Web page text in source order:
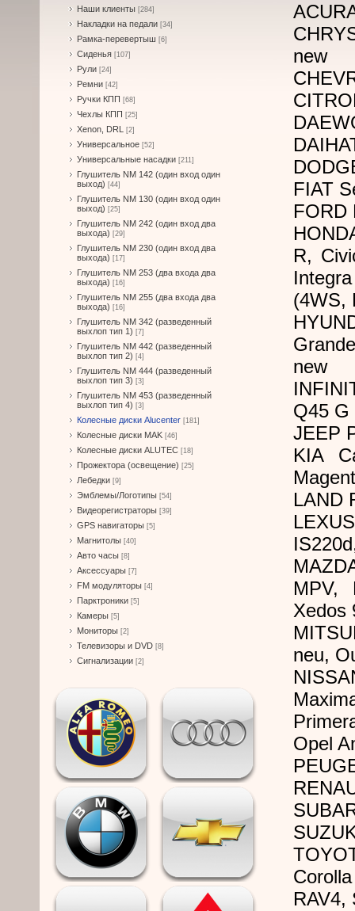
Наши клиенты [284]
Накладки на педали [34]
Рамка-перевертыш [6]
Сиденья [107]
Рули [24]
Ремни [42]
Ручки КПП [68]
Чехлы КПП [25]
Xenon, DRL [2]
Универсальное [52]
Универсальные насадки [211]
Глушитель NM 142 (один вход один
выход) [44]
Глушитель NM 130 (один вход один
выход) [25]
Глушитель NM 242 (один вход два
выхода) [29]
Глушитель NM 230 (один вход два
выхода) [17]
Глушитель NM 253 (два входа два
выхода) [16]
Глушитель NM 255 (два входа два
выхода) [16]
Глушитель NM 342 (разведенный
выхлоп тип 1) [7]
Глушитель NM 442 (разведенный
выхлоп тип 2) [4]
Глушитель NM 444 (разведенный
выхлоп тип 3) [3]
Глушитель NM 453 (разведенный
выхлоп тип 4) [3]
Колесные диски Alucenter [181]
Колесные диски MAK [46]
Колесные диски ALUTEC [18]
Прожектора (освещение) [25]
Лебедки [9]
Эмблемы/Логотипы [54]
Видеорегистраторы [39]
GPS навигаторы [5]
Магнитолы [40]
Авто часы [8]
Аксессуары [7]
FM модуляторы [4]
Парктроники [5]
Камеры [5]
Мониторы [2]
Телевизоры и DVD [8]
Сигнализации [2]
new
FIAT
FORD
R,
(4WS,
new
Q45
JEEP
KIA
LAND
MPV,
Xedos
neu,
Opel
RAV4,